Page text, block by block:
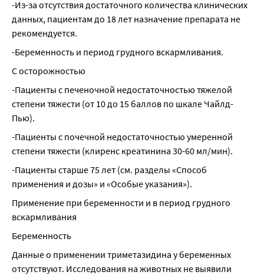
-Из-за отсутствия достаточного количества клинических
данных, пациентам до 18 лет назначение препарата не
рекомендуется.
-Беременность и период грудного вскармливания.
С осторожностью
-Пациенты с печеночной недостаточностью тяжелой
степени тяжести (от 10 до 15 баллов по шкале Чайлд-
Пью).
-Пациенты с почечной недостаточностью умеренной
степени тяжести (клиренс креатинина 30-60 мл/мин).
-Пациенты старше 75 лет (см. разделы «Способ
применения и дозы» и «Особые указания»).
Применение при беременности и в период грудного
вскармливания
Беременность
Данные о применении триметазидина у беременных
отсутствуют. Исследования на животных не выявили